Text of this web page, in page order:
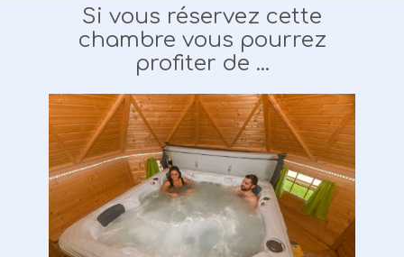
Si vous réservez cette
chambre vous pourrez
profiter de ...